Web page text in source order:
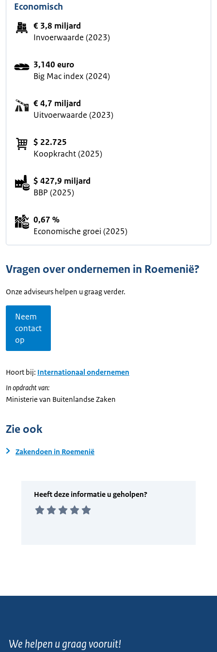
Economisch
€ 3,8 miljard
Invoerwaarde (2023)
3,140 euro
Big Mac index (2024)
€ 4,7 miljard
Uitvoerwaarde (2023)
$ 22.725
Koopkracht (2025)
$ 427,9 miljard
BBP (2025)
0,67 %
Economische groei (2025)
Vragen over ondernemen in Roemenië?
Onze adviseurs helpen u graag verder.
Neem
contact
op
Hoort bij: Internationaal ondernemen
In opdracht van:
Ministerie van Buitenlandse Zaken
Zie ook
Zakendoen in Roemenië
We helpen u graag vooruit!